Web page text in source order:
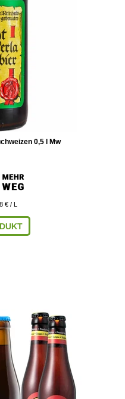
0,5 l Mw
€ / L